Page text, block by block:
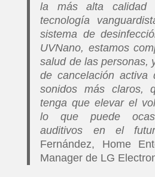
la más alta
tecnología
sistema de
UVNano, estamos
salud de las personas,
de cancelación activa
sonidos más claros,
tenga que elevar el
lo que puede
auditivos en el
Fernández, Home
Manager de LG